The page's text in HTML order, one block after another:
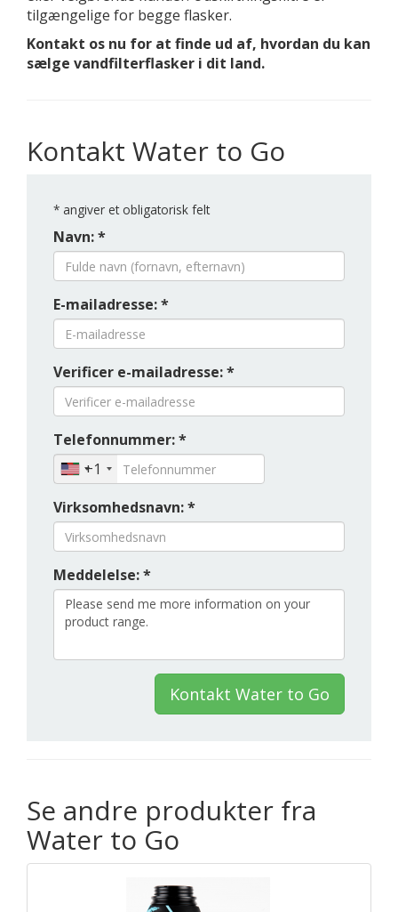
tilgængelige for begge flasker.
Kontakt os nu for at finde ud af, hvordan du kan
sælge vandfilterflasker i dit land.
Kontakt Water to Go
* angiver et obligatorisk felt
Navn: *
E-mailadresse: *
Verificer e-mailadresse: *
Telefonnummer: *
+1
Virksomhedsnavn: *
Meddelelse: *
Kontakt Water to Go
Se andre produkter fra
Water to Go